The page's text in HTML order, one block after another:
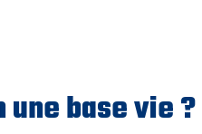
base vie ?